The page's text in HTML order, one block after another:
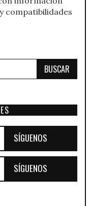
compatibilidades
BUSCAR
SÍGUENOS
SÍGUENOS